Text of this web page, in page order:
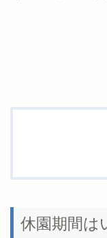
休園期間は